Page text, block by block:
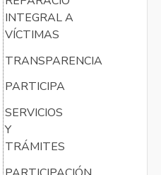
INTEGRAL A
VÍCTIMAS
TRANSPARENCIA
PARTICIPA
SERVICIOS
Y
TRÁMITES